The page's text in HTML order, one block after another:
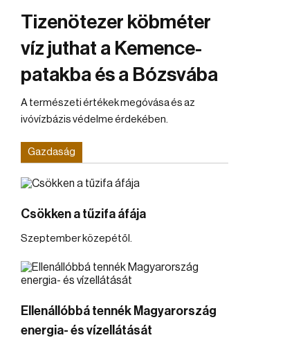
Tizenötezer köbméter
víz juthat a Kemence-
patakba és a Bózsvába
A természeti értékek megóvása és az
ivóvízbázis védelme érdekében.
Gazdaság
Csökken a tűzifa áfája
Szeptember közepétől.
Ellenállóbbá tennék Magyarország
energia- és vízellátását